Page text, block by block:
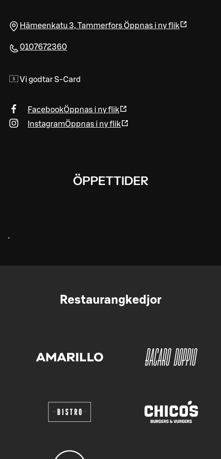
Hämeenkatu 3, TammerforsÖppnas i ny flik
0107672360
Vi godtar S-Card
FacebookÖppnas i ny flik
InstagramÖppnas i ny flik
ÖPPETTIDER
.
Restaurangkedjor